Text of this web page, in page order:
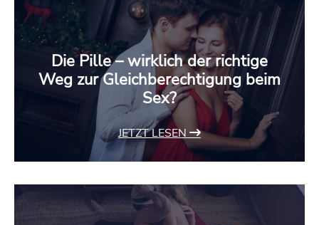
Die Pille – wirklich der richtige
Weg zur Gleichberechtigung beim
Sex?
JETZT LESEN